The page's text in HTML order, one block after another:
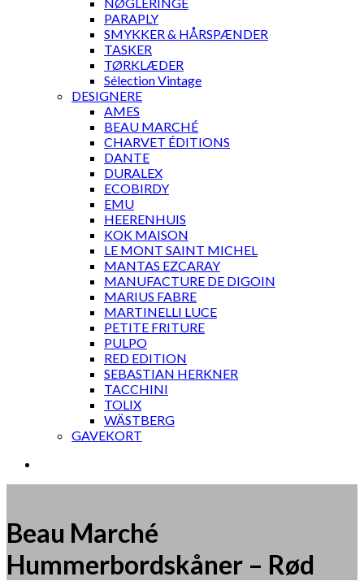
PARAPLY
SMYKKER & HÅRSPÆNDER
TASKER
TØRKLÆDER
Sélection Vintage
DESIGNERE
AMES
BEAU MARCHÉ
CHARVET ÉDITIONS
DANTE
DURALEX
ECOBIRDY
EMU
HEERENHUIS
KOK MAISON
LE MONT SAINT MICHEL
MANTAS EZCARAY
MANUFACTURE DE DIGOIN
MARIUS FABRE
MARTINELLI LUCE
PETITE FRITURE
PULPO
RED EDITION
SEBASTIAN HERKNER
TACCHINI
TOLIX
WÄSTBERG
GAVEKORT
Beau Marché
Hummerbordskåner – Rød